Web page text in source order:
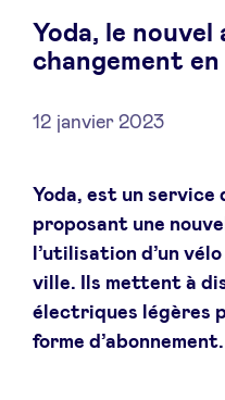
À
Actualités
Avantages
BeAngels Academy
Yoda, le
changement
12 janvier 2023
Yoda, est un service
proposant une
l’utilisation d’un
ville. Ils mettent à
électriques légères
forme